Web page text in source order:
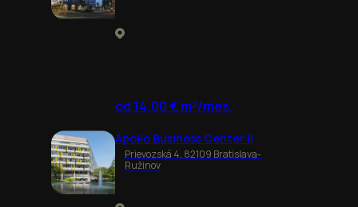
od 14,00 € m²/mes.
Apollo Business Center II
Prievozská 4, 82109 Bratislava-
Ružinov